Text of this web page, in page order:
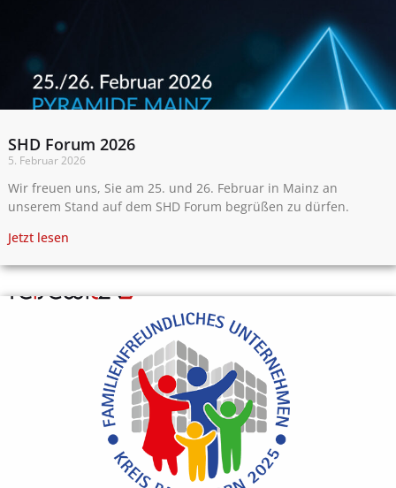
SHD Forum 2026
5. Februar 2026
Wir freuen uns, Sie am 25. und 26. Februar in Mainz an
unserem Stand auf dem SHD Forum begrüßen zu dürfen.
Jetzt lesen